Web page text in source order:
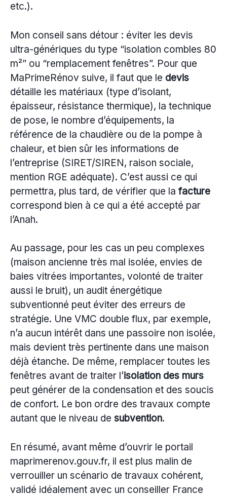
etc.).
Mon conseil sans détour : éviter les devis
ultra-génériques du type “isolation combles 80
m²” ou “remplacement fenêtres”. Pour que
MaPrimeRénov suive, il faut que le devis
détaille les matériaux (type d’isolant,
épaisseur, résistance thermique), la technique
de pose, le nombre d’équipements, la
référence de la chaudière ou de la pompe à
chaleur, et bien sûr les informations de
l’entreprise (SIRET/SIREN, raison sociale,
mention RGE adéquate). C’est aussi ce qui
permettra, plus tard, de vérifier que la facture
correspond bien à ce qui a été accepté par
l’Anah.
Au passage, pour les cas un peu complexes
(maison ancienne très mal isolée, envies de
baies vitrées importantes, volonté de traiter
aussi le bruit), un audit énergétique
subventionné peut éviter des erreurs de
stratégie. Une VMC double flux, par exemple,
n’a aucun intérêt dans une passoire non isolée,
mais devient très pertinente dans une maison
déjà étanche. De même, remplacer toutes les
fenêtres avant de traiter l’isolation des murs
peut générer de la condensation et des soucis
de confort. Le bon ordre des travaux compte
autant que le niveau de subvention.
En résumé, avant même d’ouvrir le portail
maprimerenov.gouv.fr, il est plus malin de
verrouiller un scénario de travaux cohérent,
validé idéalement avec un conseiller France